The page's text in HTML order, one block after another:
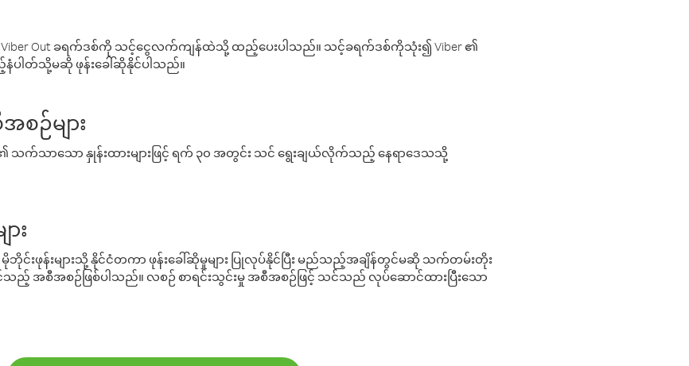
Out ခရက်ဒစ်ကို သင့်ငွေလက်ကျန်ထဲသို့ ထည့်ပေးပါသည်။ သင့်ခရက်ဒစ်ကိုသုံး၍ Viber ၏
နံပါတ်သို့မဆို ဖုန်းခေါ်ဆိုနိုင်ပါသည်။
ဉ်များ
သက်သာသော နှုန်းထားများဖြင့် ရက် ၃၀ အတွင်း သင် ရွေးချယ်လိုက်သည့် နေရာဒေသသို့
း
ဘိုင်းဖုန်းများသို့ နိုင်ငံတကာ ဖုန်းခေါ်ဆိုမှုများ ပြုလုပ်နိုင်ပြီး မည်သည့်အချိန်တွင်မဆို သက်တမ်းတိုး
ည့် အစီအစဉ်ဖြစ်ပါသည်။ လစဉ် စာရင်းသွင်းမှု အစီအစဉ်ဖြင့် သင်သည် လုပ်ဆောင်ထားပြီးသော